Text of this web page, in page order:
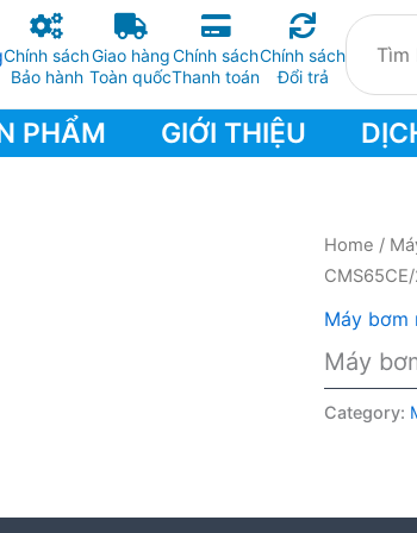
Chính sách
Bảo hành
Giao hàng
Toàn quốc
Chính sách
Thanh toán
Chính sách
Đổi trả
PHẨM GIỚI THIỆU
Home /
Máy bơm
Máy
Category: